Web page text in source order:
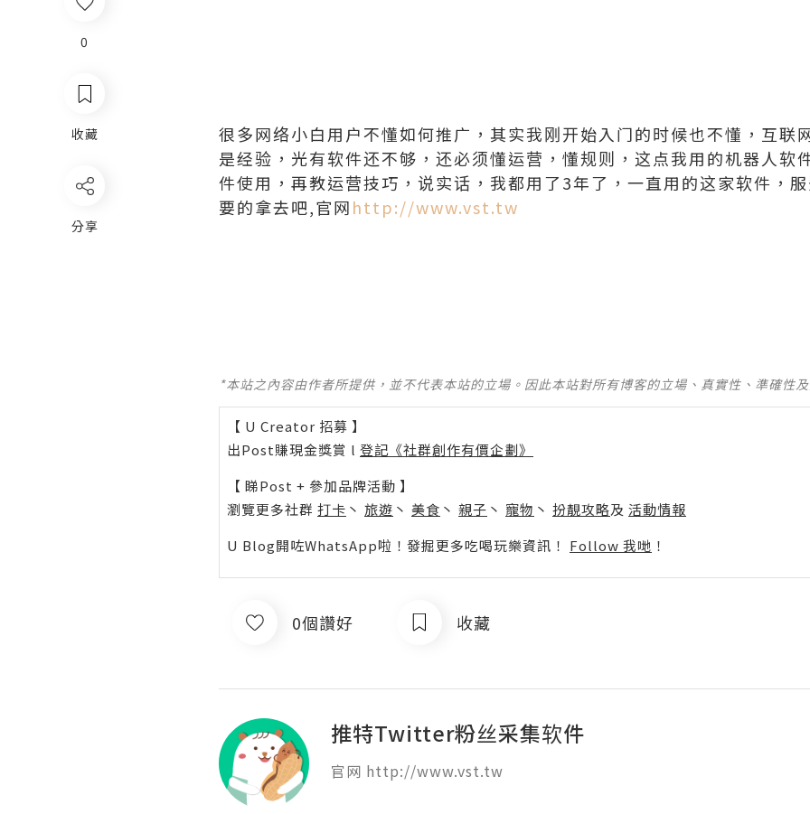
0
收藏
分享
很多网络小白用户不懂如何推广，其实我刚开始入门的时候也不懂，互联
是经验，光有软件还不够，还必须懂运营，懂规则，这点我用的机器人软
件使用，再教运营技巧，说实话，我都用了3年了，一直用的这家软件，
要的拿去吧,官网http://www.vst.tw
*本站之內容由作者所提供，並不代表本站的立場。因此本站對所有博客的立場、真實性、準確性
【 U Creator 招募 】
出Post賺現金獎賞 l 登記《社群創作有價企劃》
【 睇Post + 參加品牌活動 】
瀏覽更多社群 打卡 丶 旅遊 丶 美食 丶 親子 丶 寵物 丶 扮靚攻略及 活動情報
U Blog開咗WhatsApp啦！發掘更多吃喝玩樂資訊！ Follow 我哋 ！
0個讚好 收藏
推特Twitter粉丝采集软件
官网 http://www.vst.tw